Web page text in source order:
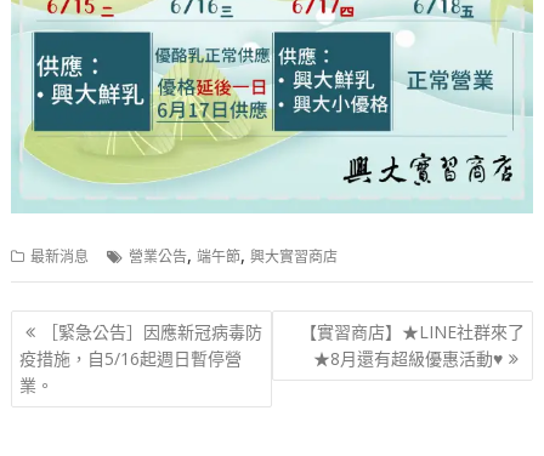
最新消息 營業公告,端午節,興大實習商店
文
章
導
［緊急公告］因應新冠病毒防
疫措施，自5/16起週日暫停營
業。
【實習商店】★LINE社群來了
★8月還有超級優惠活動♥️